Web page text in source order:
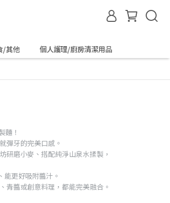
/其他 個人護理/廚房清潔用品
麵！
彈牙的完美口感。
磨小麥、搭配純淨山泉水揉製，
更好吸附醬汁。
醬或創意料理，都能完美融合。